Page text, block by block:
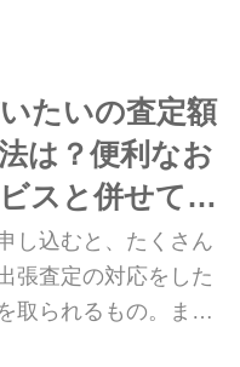
たいの査定額
は？便利なお
スと併せて紹
し込むと、たくさん
張査定の対応をした
取られるもの。ま
るシーンが多いので